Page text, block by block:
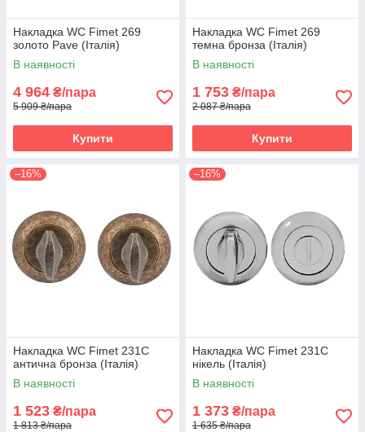
Накладка WC Fimet 269
золото Pave (Італія)
В наявності
4 964 ₴/пара
5 909 ₴/пара
Купити
Накладка WC Fimet 269
темна бронза (Італія)
В наявності
1 753 ₴/пара
2 087 ₴/пара
Купити
–16%
Накладка WC Fimet 231C
антична бронза (Італія)
В наявності
1 523 ₴/пара
1 813 ₴/пара
–16%
Накладка WC Fimet 231C
нікель (Італія)
В наявності
1 373 ₴/пара
1 635 ₴/пара